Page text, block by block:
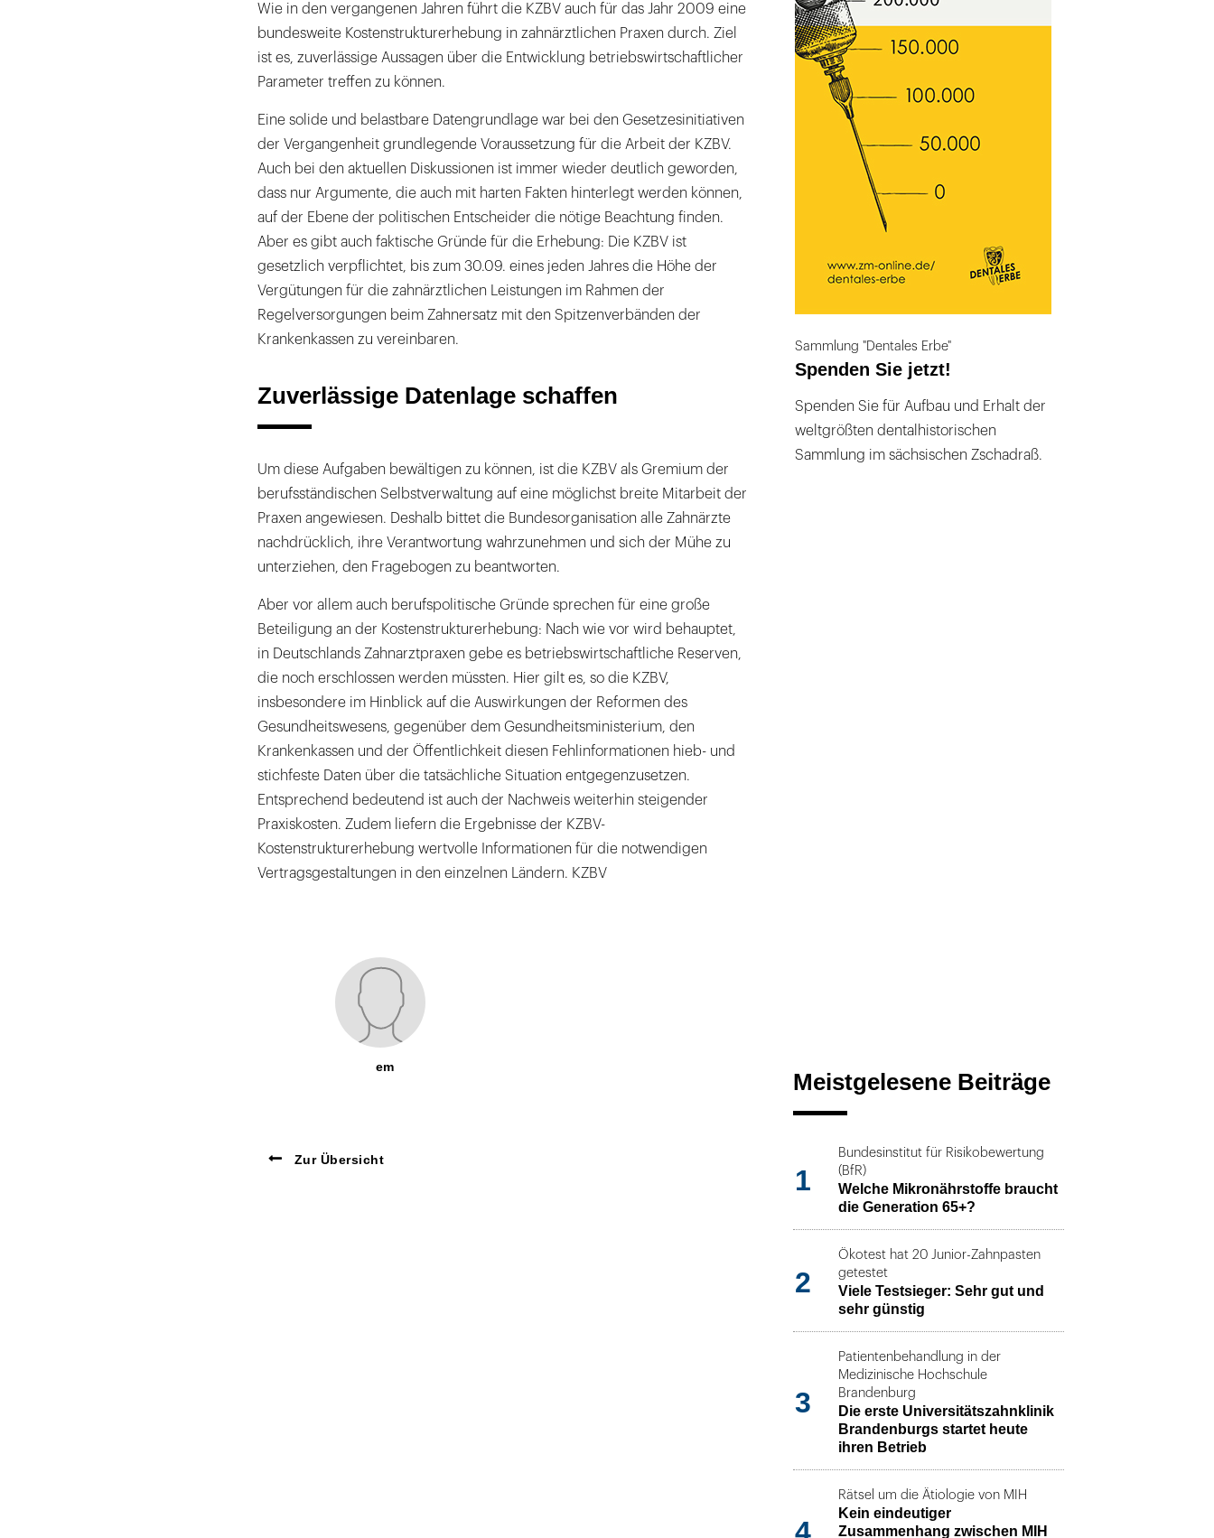
Wie in den vergangenen Jahren führt die KZBV auch für das Jahr 2009 eine
bundesweite Kostenstrukturerhebung in zahnärztlichen Praxen durch. Ziel
ist es, zuverlässige Aussagen über die Entwicklung betriebswirtschaftlicher
Parameter treffen zu können.
Eine solide und belastbare Datengrundlage war bei den Gesetzesinitiativen
der Vergangenheit grundlegende Voraussetzung für die Arbeit der KZBV.
Auch bei den aktuellen Diskussionen ist immer wieder deutlich geworden,
dass nur Argumente, die auch mit harten Fakten hinterlegt werden können,
auf der Ebene der politischen Entscheider die nötige Beachtung finden.
Aber es gibt auch faktische Gründe für die Erhebung: Die KZBV ist
gesetzlich verpflichtet, bis zum 30.09. eines jeden Jahres die Höhe der
Vergütungen für die zahnärztlichen Leistungen im Rahmen der
Regelversorgungen beim Zahnersatz mit den Spitzenverbänden der
Krankenkassen zu vereinbaren.
Zuverlässige Datenlage schaffen
Um diese Aufgaben bewältigen zu können, ist die KZBV als Gremium der
berufsständischen Selbstverwaltung auf eine möglichst breite Mitarbeit der
Praxen angewiesen. Deshalb bittet die Bundesorganisation alle Zahnärzte
nachdrücklich, ihre Verantwortung wahrzunehmen und sich der Mühe zu
unterziehen, den Fragebogen zu beantworten.
Aber vor allem auch berufspolitische Gründe sprechen für eine große
Beteiligung an der Kostenstrukturerhebung: Nach wie vor wird behauptet,
in Deutschlands Zahnarztpraxen gebe es betriebswirtschaftliche Reserven,
die noch erschlossen werden müssten. Hier gilt es, so die KZBV,
insbesondere im Hinblick auf die Auswirkungen der Reformen des
Gesundheitswesens, gegenüber dem Gesundheitsministerium, den
Krankenkassen und der Öffentlichkeit diesen Fehlinformationen hieb- und
stichfeste Daten über die tatsächliche Situation entgegenzusetzen.
Entsprechend bedeutend ist auch der Nachweis weiterhin steigender
Praxiskosten. Zudem liefern die Ergebnisse der KZBV-
Kostenstrukturerhebung wertvolle Informationen für die notwendigen
Vertragsgestaltungen in den einzelnen Ländern. KZBV
em
Zur Übersicht
Sammlung "Dentales Erbe"
Spenden Sie jetzt!
Spenden Sie für Aufbau und Erhalt der
weltgrößten dentalhistorischen
Sammlung im sächsischen Zschadraß.
Meistgelesene Beiträge
1
Bundesinstitut für Risikobewertung
(BfR)
Welche Mikronährstoffe braucht
die Generation 65+?
2
Ökotest hat 20 Junior-Zahnpasten
getestet
Viele Testsieger: Sehr gut und
sehr günstig
3
Patientenbehandlung in der
Medizinische Hochschule
Brandenburg
Die erste Universitätszahnklinik
Brandenburgs startet heute
ihren Betrieb
4
Rätsel um die Ätiologie von MIH
Kein eindeutiger
Zusammenhang zwischen MIH